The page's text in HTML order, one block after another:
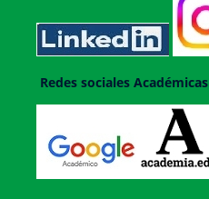
Redes sociales Académicas